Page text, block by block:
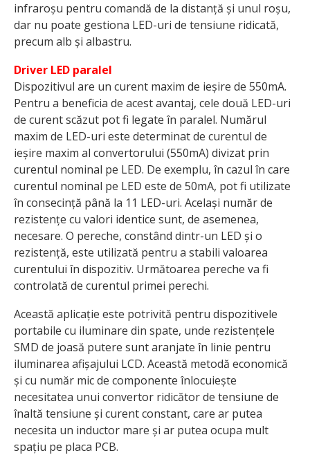
infraroșu pentru comandă de la distanță și unul roșu,
dar nu poate gestiona LED-uri de tensiune ridicată,
precum alb și albastru.
Driver LED paralel
Dispozitivul are un curent maxim de ieșire de 550mA.
Pentru a beneficia de acest avantaj, cele două LED-uri
de curent scăzut pot fi legate în paralel. Numărul
maxim de LED-uri este determinat de curentul de
ieșire maxim al convertorului (550mA) divizat prin
curentul nominal pe LED. De exemplu, în cazul în care
curentul nominal pe LED este de 50mA, pot fi utilizate
în consecință până la 11 LED-uri. Același număr de
rezistențe cu valori identice sunt, de asemenea,
necesare. O pereche, constând dintr-un LED și o
rezistență, este utilizată pentru a stabili valoarea
curentului în dispozitiv. Următoarea pereche va fi
controlată de curentul primei perechi.
Această aplicație este potrivită pentru dispozitivele
portabile cu iluminare din spate, unde rezistențele
SMD de joasă putere sunt aranjate în linie pentru
iluminarea afișajului LCD. Această metodă economică
și cu număr mic de componente înlocuiește
necesitatea unui convertor ridicător de tensiune de
înaltă tensiune și curent constant, care ar putea
necesita un inductor mare și ar putea ocupa mult
spațiu pe placa PCB.